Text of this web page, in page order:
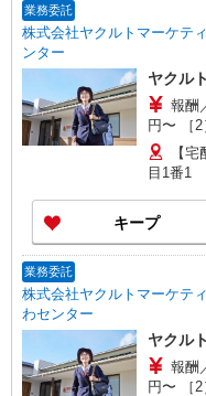
業務委託
株式会社ヤクルトマーケテ
ンター
ヤクル
報酬
円〜 ［
務：月8
制（6か
の範囲
に合わ
しでも
さい！
（1000
万円以
【
目1番1
キープ
業務委託
株式会社ヤクルトマーケテ
わセンター
ヤクル
報酬
円〜 ［